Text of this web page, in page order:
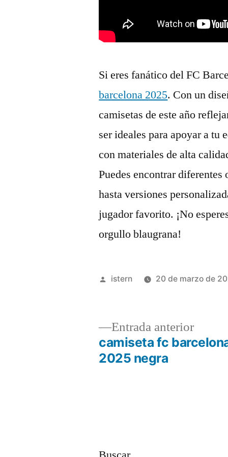
Si eres fanático del FC
barcelona 2025. Con un
camisetas de este año
ser ideales para apoyar a tu
con materiales de alta
Puedes encontrar diferentes
hasta versiones
jugador favorito. ¡No
orgullo blaugrana!
Publicado
istern 20 de marzo de
Navegación
Entrada anteriorEntrada
camiseta fc
2025 negra